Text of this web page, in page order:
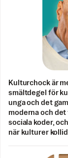
Kulturchock är
smältdegel för
unga och det
moderna och det
sociala koder,
när kulturer